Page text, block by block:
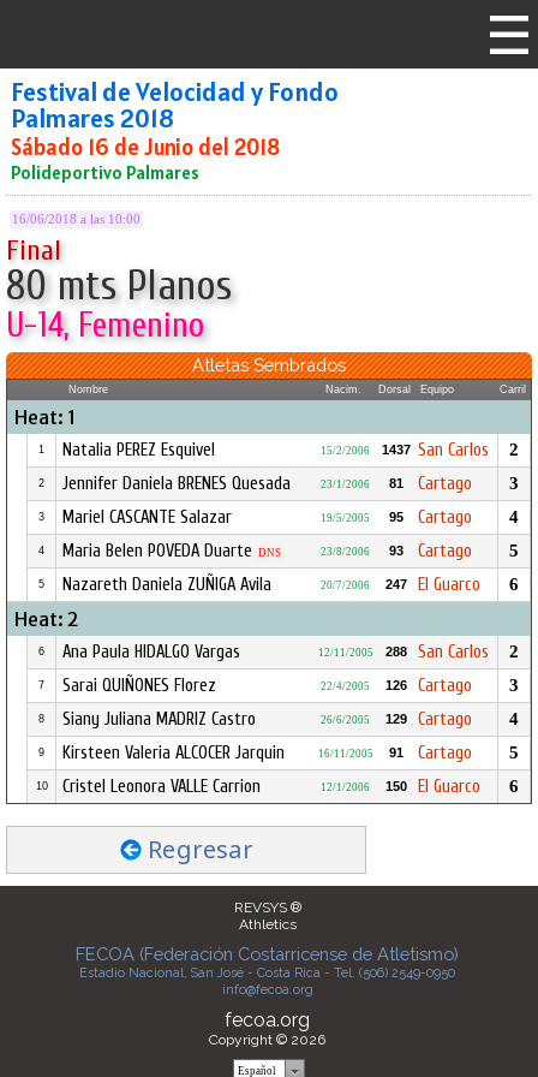
Festival de Velocidad y Fondo
Palmares 2018
Sábado 16 de Junio del 2018
Polideportivo Palmares
16/06/2018 a las 10:00
Final
80 mts Planos
U-14, Femenino
Atletas Sembrados
Nombre Nacim. Dorsal Equipo Carril
Heat: 1
1 Natalia PEREZ Esquivel 15/2/2006 1437 San Carlos 2
2 Jennifer Daniela BRENES Quesada 23/1/2006 81 Cartago 3
3 Mariel CASCANTE Salazar 19/5/2005 95 Cartago 4
4 Maria Belen POVEDA Duarte DNS 23/8/2006 93 Cartago 5
5 Nazareth Daniela ZUÑIGA Avila 20/7/2006 247 El Guarco 6
Heat: 2
6 Ana Paula HIDALGO Vargas 12/11/2005 288 San Carlos 2
7 Sarai QUIÑONES Florez 22/4/2005 126 Cartago 3
8 Siany Juliana MADRIZ Castro 26/6/2005 129 Cartago 4
9 Kirsteen Valeria ALCOCER Jarquin 16/11/2005 91 Cartago 5
10 Cristel Leonora VALLE Carrion 12/1/2006 150 El Guarco 6
Regresar
REVSYS ®
Athletics
FECOA (Federación Costarricense de Atletismo)
Estadio Nacional, San José - Costa Rica - Tel. (506) 2549-0950
info@fecoa.org
fecoa.org
Copyright © 2026